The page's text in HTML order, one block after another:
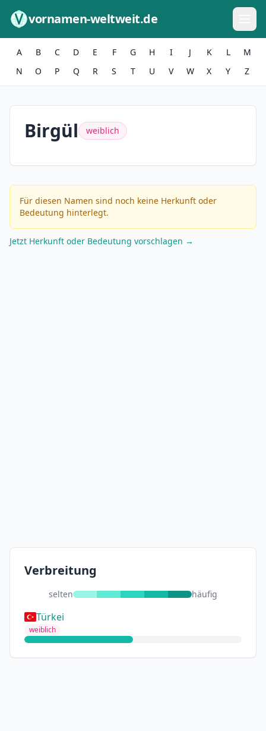
vornamen-weltweit.de
A B C D E F G H I J K L
M
N
O P Q R S T U V W X Y Z
Birgül weiblich
Für diesen Namen sind noch keine Herkunft oder
Bedeutung hinterlegt.
Jetzt Herkunft oder Bedeutung vorschlagen →
Verbreitung
selten häufig
Türkei
weiblich